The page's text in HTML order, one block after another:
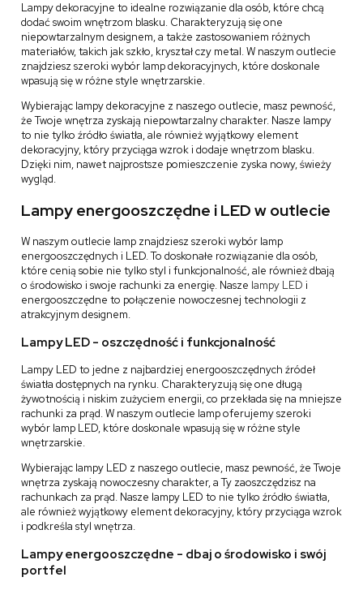
Lampy dekoracyjne to idealne rozwiązanie dla osób, które chcą
dodać swoim wnętrzom blasku. Charakteryzują się one
niepowtarzalnym designem, a także zastosowaniem różnych
materiałów, takich jak szkło, kryształ czy metal. W naszym outlecie
znajdziesz szeroki wybór lamp dekoracyjnych, które doskonale
wpasują się w różne style wnętrzarskie.
Wybierając lampy dekoracyjne z naszego outlecie, masz pewność,
że Twoje wnętrza zyskają niepowtarzalny charakter. Nasze lampy
to nie tylko źródło światła, ale również wyjątkowy element
dekoracyjny, który przyciąga wzrok i dodaje wnętrzom blasku.
Dzięki nim, nawet najprostsze pomieszczenie zyska nowy, świeży
wygląd.
Lampy energooszczędne i LED w outlecie
W naszym outlecie lamp znajdziesz szeroki wybór lamp
energooszczędnych i LED. To doskonałe rozwiązanie dla osób,
które cenią sobie nie tylko styl i funkcjonalność, ale również dbają
o środowisko i swoje rachunki za energię. Nasze lampy LED i
energooszczędne to połączenie nowoczesnej technologii z
atrakcyjnym designem.
Lampy LED - oszczędność i funkcjonalność
Lampy LED to jedne z najbardziej energooszczędnych źródeł
światła dostępnych na rynku. Charakteryzują się one długą
żywotnością i niskim zużyciem energii, co przekłada się na mniejsze
rachunki za prąd. W naszym outlecie lamp oferujemy szeroki
wybór lamp LED, które doskonale wpasują się w różne style
wnętrzarskie.
Wybierając lampy LED z naszego outlecie, masz pewność, że Twoje
wnętrza zyskają nowoczesny charakter, a Ty zaoszczędzisz na
rachunkach za prąd. Nasze lampy LED to nie tylko źródło światła,
ale również wyjątkowy element dekoracyjny, który przyciąga wzrok
i podkreśla styl wnętrza.
Lampy energooszczędne - dbaj o środowisko i swój
portfel